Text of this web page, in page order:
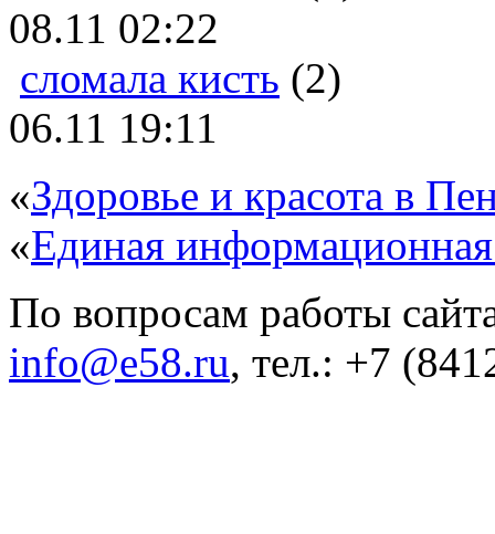
08.11 02:22
сломала кисть (2)
06.11 19:11
«Здоровье и красота в
«Единая
По вопросам работы
info@e58.ru, тел.: +7